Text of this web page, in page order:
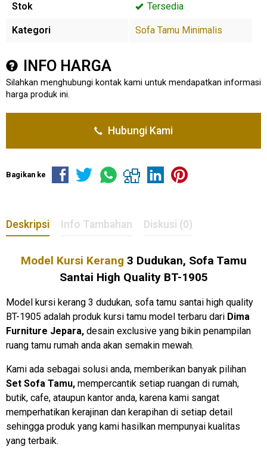
Stok Tersedia
Kategori Sofa Tamu Minimalis
INFO HARGA
Silahkan menghubungi kontak kami untuk mendapatkan informasi
harga produk ini.
Hubungi Kami
Bagikan ke
Deskripsi Info Tambahan Diskusi (0)
Model Kursi Kerang 3 Dudukan, Sofa Tamu
Santai High Quality BT-1905
Model kursi kerang 3 dudukan, sofa tamu santai high quality
BT-1905 adalah produk kursi tamu model terbaru dari Dima
Furniture Jepara, desain exclusive yang bikin penampilan
ruang tamu rumah anda akan semakin mewah.
Kami ada sebagai solusi anda, memberikan banyak pilihan
Set Sofa Tamu, mempercantik setiap ruangan di rumah,
butik, cafe, ataupun kantor anda, karena kami sangat
memperhatikan kerajinan dan kerapihan di setiap detail
sehingga produk yang kami hasilkan mempunyai kualitas
yang terbaik.